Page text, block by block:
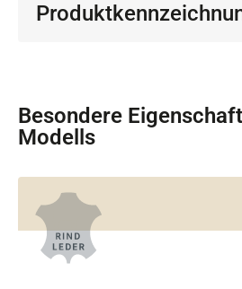
Besondere
Modells